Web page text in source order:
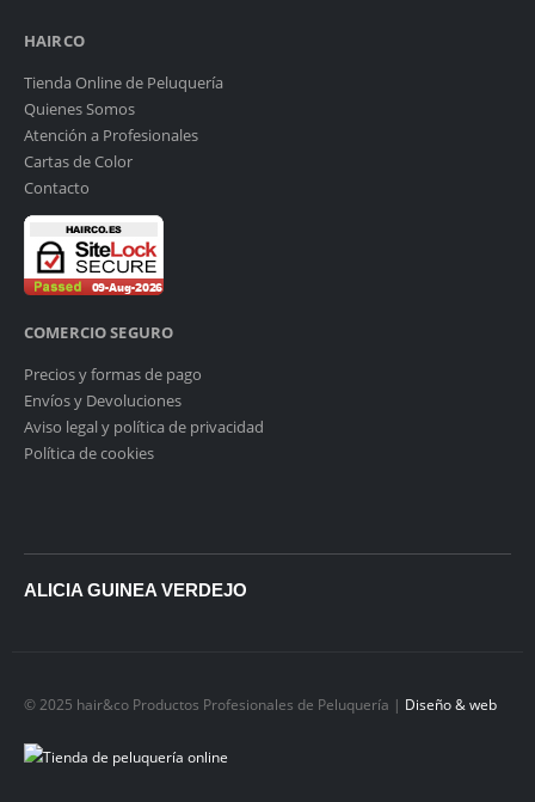
HAIRCO
Tienda Online de Peluquería
Quienes Somos
Atención a Profesionales
Cartas de Color
Contacto
COMERCIO SEGURO
Precios y formas de pago
Envíos y Devoluciones
Aviso legal y política de privacidad
Política de cookies
ALICIA GUINEA VERDEJO
© 2025 hair&co Productos Profesionales de Peluquería | Diseño & web